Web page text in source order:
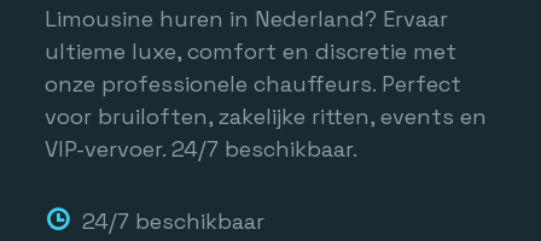
Limousine huren in Nederland? Ervaar
ultieme luxe, comfort en discretie met
onze professionele chauffeurs. Perfect
voor bruiloften, zakelijke ritten, events en
VIP-vervoer. 24/7 beschikbaar.
24/7 beschikbaar